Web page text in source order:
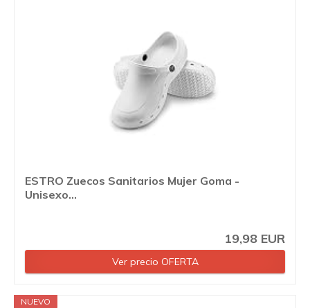
ESTRO Zuecos Sanitarios Mujer Goma -
Unisexo...
19,98 EUR
Ver precio OFERTA
NUEVO